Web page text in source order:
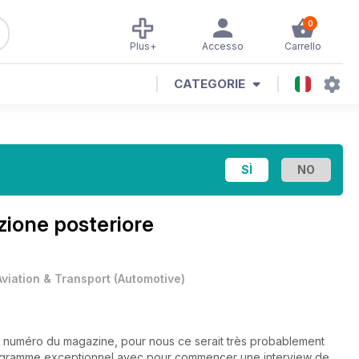
0
Carrello
Accesso
Plus+
CATEGORIE
posteriore
& Transport (Automotive)
du magazine, pour nous ce serait très probablement